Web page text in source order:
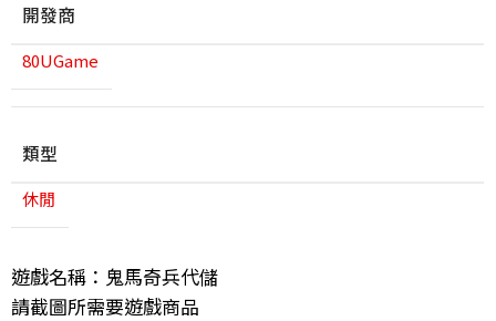
開發商
80UGame
類型
休閒
遊戲名稱：鬼馬奇兵代儲
請截圖所需要遊戲商品